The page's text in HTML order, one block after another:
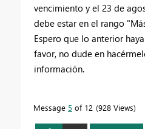
vencimiento y el 23 de
debe estar en el rango
Espero que lo anterior
favor, no dude en
información.
Message 5 of 12 928 Views